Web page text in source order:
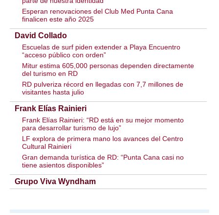
Esperan renovaciones del Club Med Punta Cana
finalicen este año 2025
David Collado
Escuelas de surf piden extender a Playa Encuentro
“acceso público con orden”
Mitur estima 605,000 personas dependen directamente
del turismo en RD
RD pulveriza récord en llegadas con 7,7 millones de
visitantes hasta julio
Frank Elías Rainieri
Frank Elías Rainieri: “RD está en su mejor momento
para desarrollar turismo de lujo”
LF explora de primera mano los avances del Centro
Cultural Rainieri
Gran demanda turística de RD: “Punta Cana casi no
tiene asientos disponibles”
Grupo Viva Wyndham